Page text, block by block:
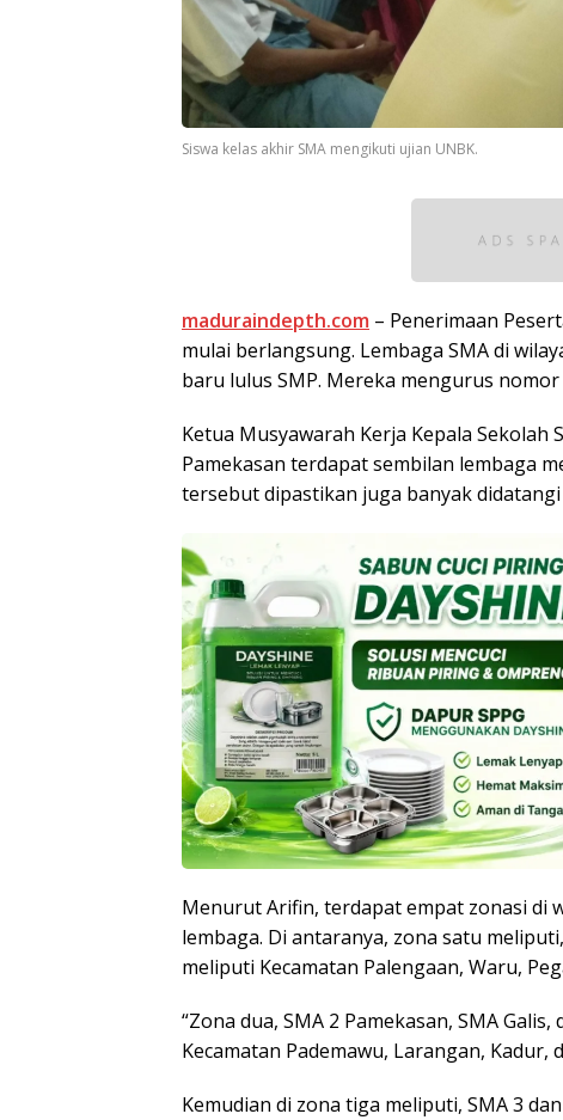
Siswa kelas akhir SMA mengikuti ujian UNBK.
maduraindepth.com – Penerimaan
mulai berlangsung. Lembaga SMA di
baru lulus SMP. Mereka mengurus
Ketua Musyawarah Kerja Kepala Sekolah
Pamekasan terdapat sembilan lembaga
tersebut dipastikan juga banyak
Menurut Arifin, terdapat empat zonasi di
lembaga. Di antaranya, zona satu
meliputi Kecamatan Palengaan, Waru,
“Zona dua, SMA 2 Pamekasan, SMA
Kecamatan Pademawu, Larangan, Kadur,
Kemudian di zona tiga meliputi, SMA 3